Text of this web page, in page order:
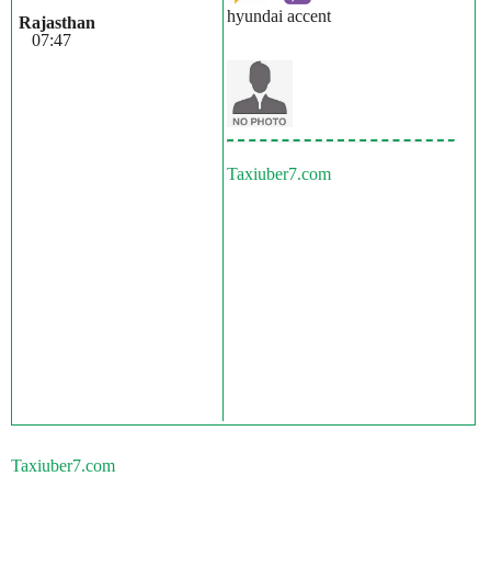
Rajasthan
07:47
hyundai accent
Taxiuber7.com
Taxiuber7.com